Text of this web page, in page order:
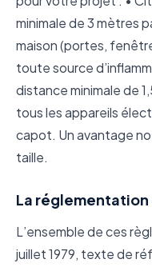
minimale de 3 mètres
maison (portes,
toute source
distance minimale de
tous les appareils
capot. Un avantage
taille.
La réglementation
L’ensemble de ces
juillet 1979, texte de